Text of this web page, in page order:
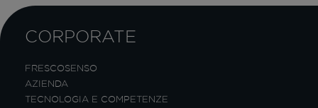
CORPORATE
FRESCOSENSO
AZIENDA
TECNOLOGIA E COMPETENZE